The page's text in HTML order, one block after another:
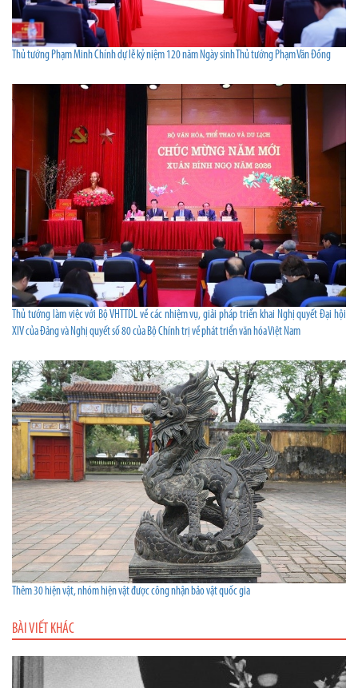
Thủ tướng Phạm Minh Chính dự lễ kỷ niệm 120 năm Ngày sinh Thủ tướng Phạm Văn Đồng
Thủ tướng làm việc với Bộ VHTTDL về các nhiệm vụ, giải pháp triển khai Nghị quyết Đại hội
XIV của Đảng và Nghị quyết số 80 của Bộ Chính trị về phát triển văn hóa Việt Nam
Thêm 30 hiện vật, nhóm hiện vật được công nhận bảo vật quốc gia
BÀI VIẾT KHÁC